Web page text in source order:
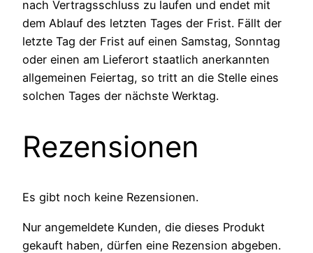
nach Vertragsschluss zu laufen und endet mit
dem Ablauf des letzten Tages der Frist. Fällt der
letzte Tag der Frist auf einen Samstag, Sonntag
oder einen am Lieferort staatlich anerkannten
allgemeinen Feiertag, so tritt an die Stelle eines
solchen Tages der nächste Werktag.
Rezensionen
Es gibt noch keine Rezensionen.
Nur angemeldete Kunden, die dieses Produkt
gekauft haben, dürfen eine Rezension abgeben.